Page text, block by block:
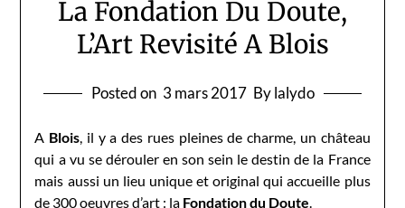
La Fondation Du Doute,
L’Art Revisité A Blois
Posted on 3 mars 2017 By lalydo
A Blois, il y a des rues pleines de charme, un château
qui a vu se dérouler en son sein le destin de la France
mais aussi un lieu unique et original qui accueille plus
de 300 oeuvres d’art : la Fondation du Doute.